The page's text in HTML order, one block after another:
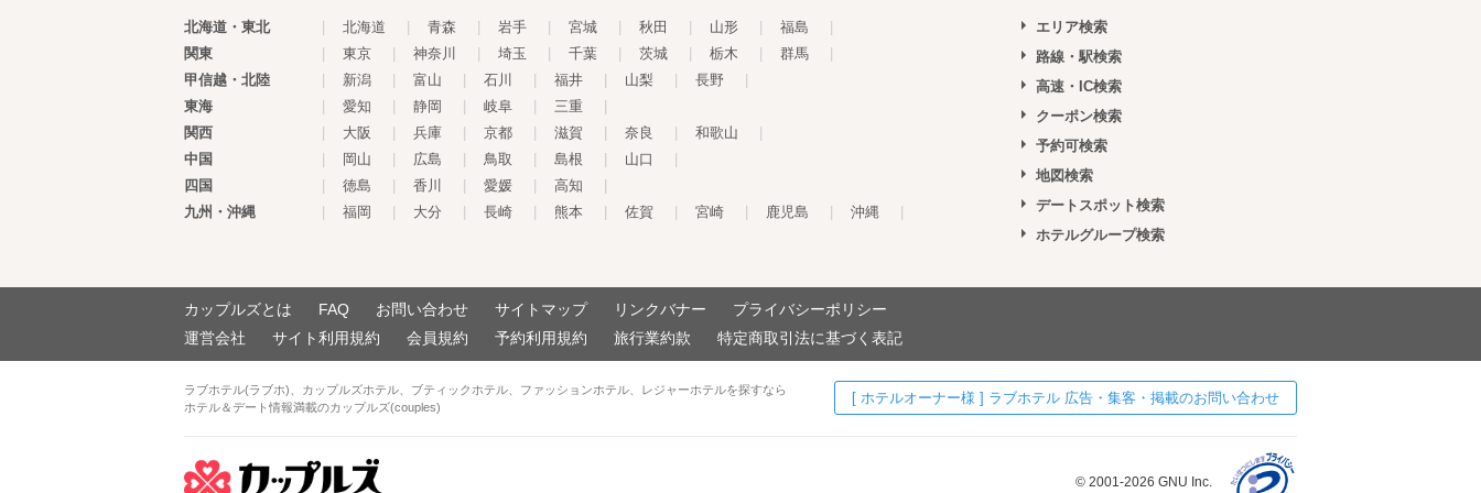
北海道・東北 北海道 青森 岩手 宮城 秋田 山形 福島
関東
東京 神奈川 埼玉 千葉 茨城 栃木 群馬
甲信越・北陸
新潟 富山 石川 福井 山梨 長野
東海
愛知 静岡 岐阜 三重
関西
大阪 兵庫 京都 滋賀 奈良 和歌山
中国
岡山 広島 鳥取 島根 山口
四国
徳島 香川 愛媛 高知
九州・沖縄
福岡 大分 長崎 熊本 佐賀 宮崎 鹿児島 沖縄
エリア検索
路線・駅検索
高速・IC検索
クーポン検索
予約可検索
地図検索
デートスポット検索
ホテルグループ検索
カップルズとは FAQ お問い合わせ サイトマップ リンクバナー
プライバシーポリシー
運営会社
サイト利用規約 会員規約 予約利用規約 旅行業約款 特定商取引法に基づく表記
ラブホテル(ラブホ)、カップルズホテル、ブティックホテル、ファッションホテル、レジャーホテルを探すなら
ホテル＆デート情報満載のカップルズ(couples)
[ ホテルオーナー様 ] ラブホテル 広告・集客・掲載のお問い合わせ
© 2001-2026 GNU Inc.